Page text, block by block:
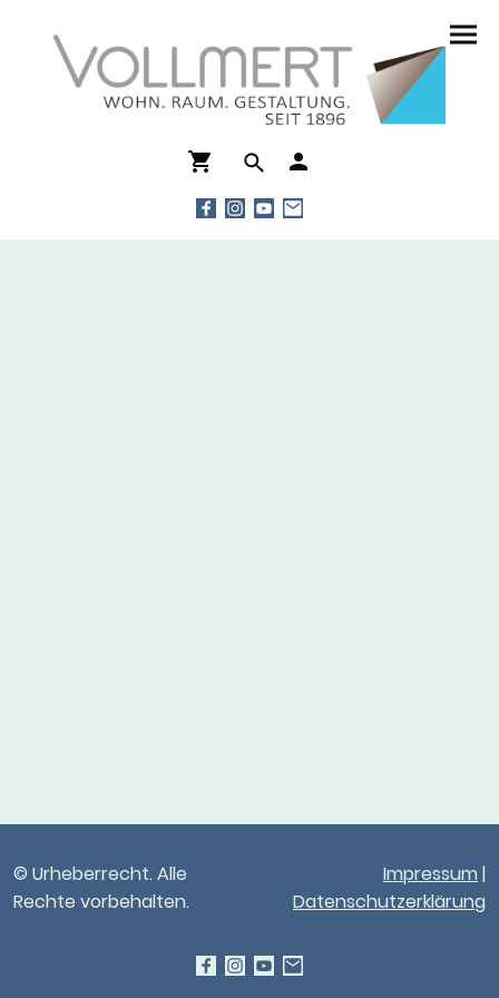
© Urheberrecht. Alle
Rechte vorbehalten.
Impressum |
Datenschutzerklärung